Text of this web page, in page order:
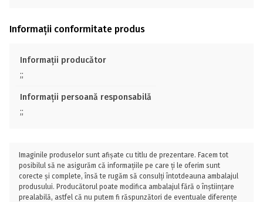
Informații conformitate produs
Informații producător
;;
Informații persoană responsabilă
;;
Imaginile produselor sunt afișate cu titlu de prezentare. Facem tot
posibilul să ne asigurăm că informațiile pe care ți le oferim sunt
corecte și complete, însă te rugăm să consulți întotdeauna ambalajul
produsului. Producătorul poate modifica ambalajul fără o înștiințare
prealabilă, astfel că nu putem fi răspunzători de eventuale diferențe